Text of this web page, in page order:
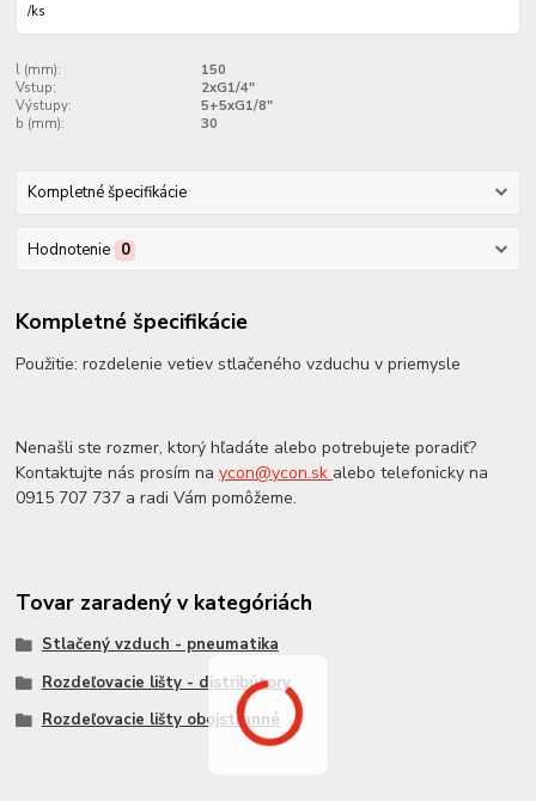
/ks
l (mm):
150
Vstup:
2xG1/4"
Výstupy:
5+5xG1/8"
b (mm):
30
Kompletné špecifikácie
Hodnotenie 0
Kompletné špecifikácie
Použitie: rozdelenie vetiev stlačeného vzduchu v priemysle
Nenašli ste rozmer, ktorý hľadáte alebo potrebujete poradiť?
Kontaktujte nás prosím naycon@ycon.sk alebo telefonicky na
0915 707 737 a radi Vám pomôžeme.
Tovar zaradený v kategóriách
Stlačený vzduch - pneumatika
Rozdeľovacie lišty - distribútory
Rozdeľovacie lišty obojstranné